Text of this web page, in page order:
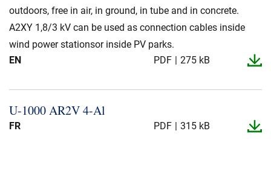
outdoors, free in air, in ground, in tube and in concrete.
A2XY 1,8/3 kV can be used as connection cables inside
wind power stationsor inside PV parks.
EN
PDF 275 kB
U-​1000 AR2V 4-​Al
FR PDF 315 kB